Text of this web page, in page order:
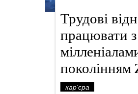
Трудові
працювати з
поколінням
кар'єра